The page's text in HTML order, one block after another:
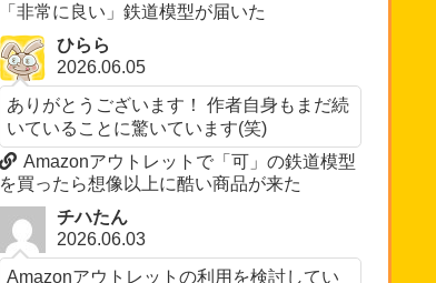
「非常に良い」鉄道模型が届いた
ひらら
2026.06.05
ありがとうございます！ 作者自身もまだ続
いていることに驚いています(笑)
Amazonアウトレットで「可」の鉄道模型
を買ったら想像以上に酷い商品が来た
チハたん
2026.06.03
Amazonアウトレットの利用を検討してい